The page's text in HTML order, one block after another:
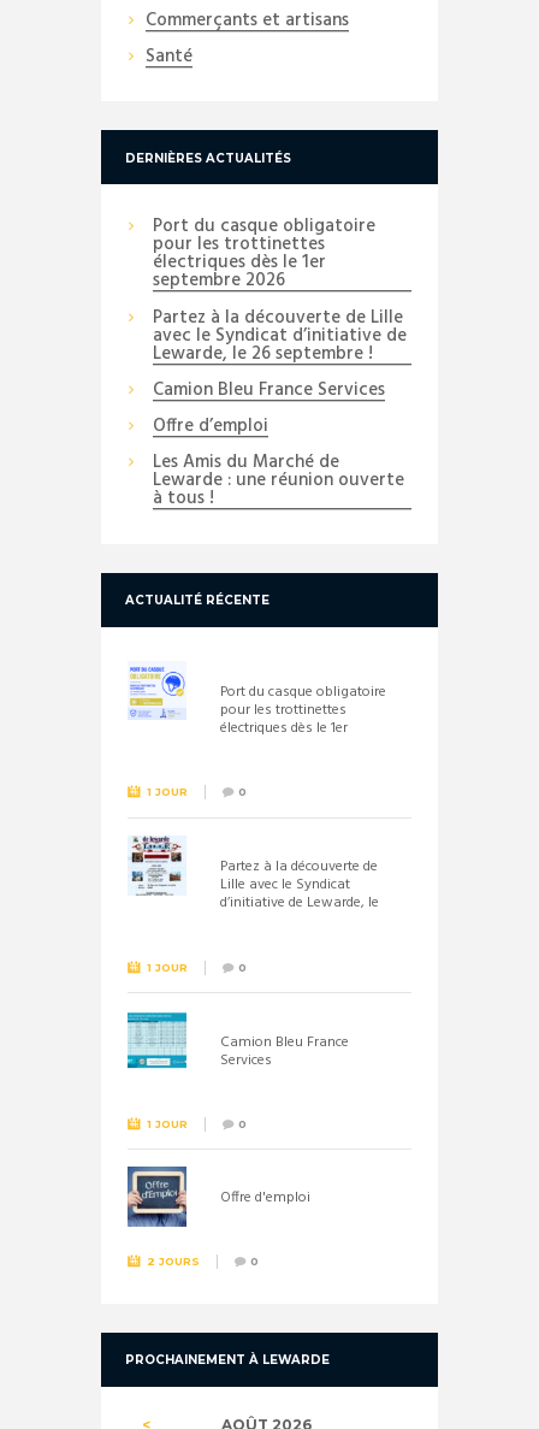
Commerçants et artisans
Santé
DERNIÈRES ACTUALITÉS
Port du casque obligatoire
pour les trottinettes
électriques dès le 1er
septembre 2026
Partez à la découverte de Lille
avec le Syndicat d’initiative de
Lewarde, le 26 septembre !
Camion Bleu France Services
Offre d’emploi
Les Amis du Marché de
Lewarde : une réunion ouverte
à tous !
ACTUALITÉ RÉCENTE
Port du casque obligatoire
pour les trottinettes
électriques dès le 1er
1 JOUR 0
Partez à la découverte de
Lille avec le Syndicat
d’initiative de Lewarde, le
1 JOUR 0
Camion Bleu France
Services
1 JOUR 0
Offre d'emploi
2 JOURS 0
PROCHAINEMENT À LEWARDE
AOÛT 2026